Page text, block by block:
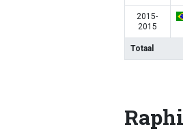
2015-
2015
Totaal